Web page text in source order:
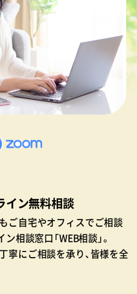
イン無料相談
ご自宅やオフィスでご相談
相談窓口「WEB相談」。
寧にご相談を承り、皆様を全